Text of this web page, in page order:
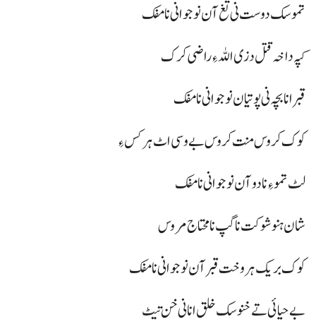
تموسک دوست نی تغ آن نوجوانی نا مفک
کپہ داخہ قتل دزی اللہ ءِ راضی کرک
قبر انا بچہ نی پو تیان نوجوانی نا مفک
کوک کروس منت کروس بے وسی اٹ ہر کس ءِ
لٹ تمو ءِ نا دو آن نوجوانی نا مفک
شان ہنو شوکت نا گپ نا محتاج مروس
کوک بریک ہر وخت قبر آن نوجوانی نا مفک
بے حیائی تے خنوسک خلق انا نی خن تیٹ